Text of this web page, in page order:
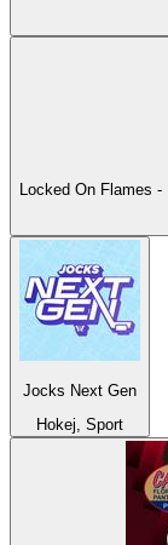
Locked On Flames
Jocks Next Gen
Hokej, Sport